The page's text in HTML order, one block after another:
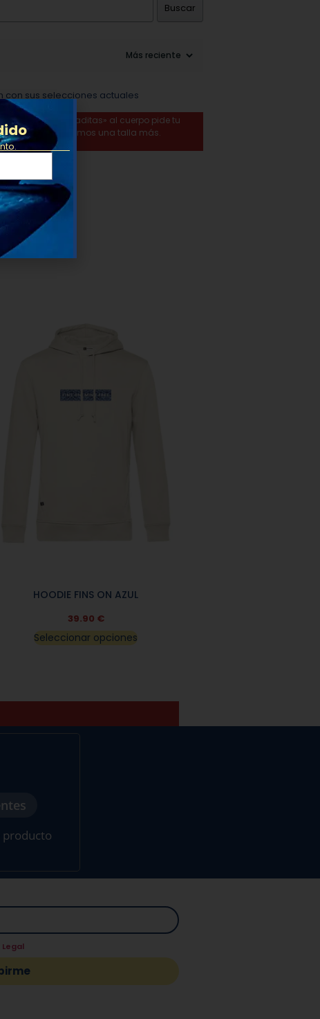
Buscar
con sus selecciones actuales
o «pegaditas» al cuerpo pide tu
recomendamos una talla más.
HOODIE FINS ON AZUL
39.90 €
Seleccionar opciones
producto
Legal